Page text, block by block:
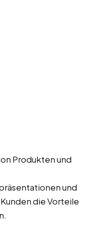
Produkten und
und
die Vorteile